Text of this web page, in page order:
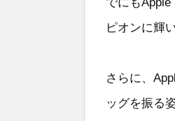
ピオンに輝
さらに、
ッグを振る